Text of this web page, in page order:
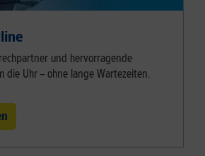
und hervorragende
die Uhr – ohne lange Wartezeiten.